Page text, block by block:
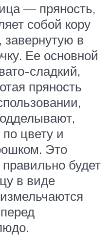
— пряность,
собой кору
завернутую в
Ее основной
сладкий,
пряность
цвету и
Это
будет
в виде